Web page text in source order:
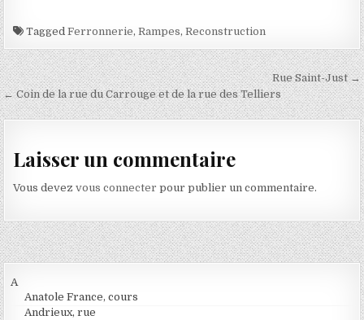
TaggedFerronnerie,Rampes,Reconstruction
Navigation de l’article
Rue Saint-Just →
← Coin de la rue du Carrouge et de la rue des Telliers
Laisser un commentaire
Vous devezvous connecter pour publier un commentaire.
A
Anatole France, cours
Andrieux, rue